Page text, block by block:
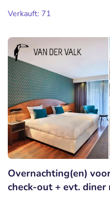
Verkauft: 71
Overnachting(en)
check-out + evt. diner